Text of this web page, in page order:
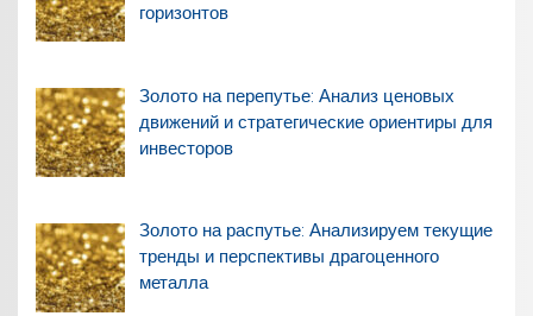
горизонтов
Золото на перепутье: Анализ ценовых
движений и стратегические ориентиры для
инвесторов
Золото на распутье: Анализируем текущие
тренды и перспективы драгоценного
металла